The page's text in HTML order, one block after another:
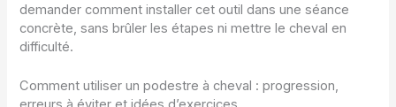
demander comment installer cet outil dans une séance
concrète, sans brûler les étapes ni mettre le cheval en
difficulté.
Comment utiliser un podestre à cheval : progression,